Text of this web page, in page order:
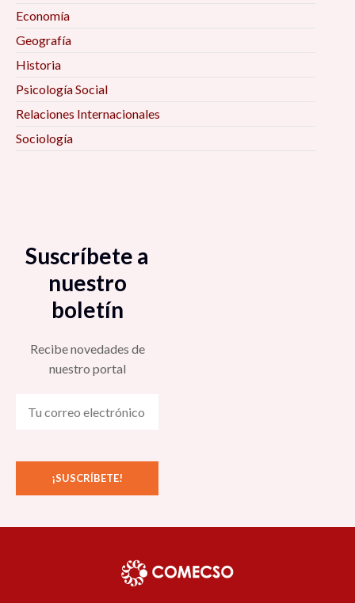
Economía
Geografía
Historia
Psicología Social
Relaciones Internacionales
Sociología
Suscríbete a
nuestro
boletín
Recibe novedades de
nuestro portal